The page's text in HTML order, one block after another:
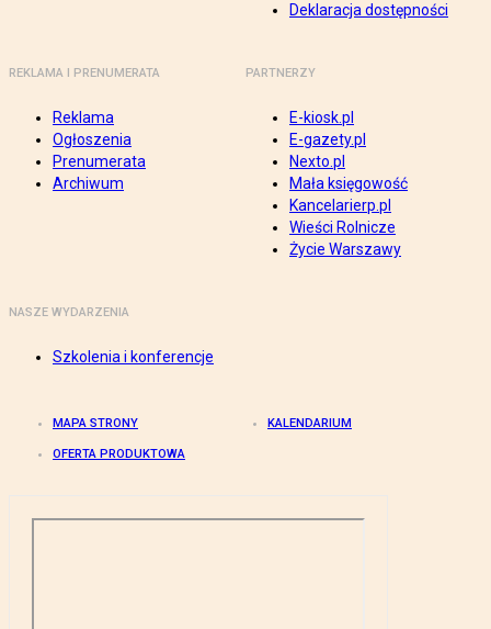
Deklaracja dostępności
REKLAMA I PRENUMERATA
Reklama
Ogłoszenia
Prenumerata
Archiwum
PARTNERZY
E-kiosk.pl
E-gazety.pl
Nexto.pl
Mała księgowość
Kancelarierp.pl
Wieści Rolnicze
Życie Warszawy
NASZE WYDARZENIA
Szkolenia i konferencje
MAPA STRONY KALENDARIUM
OFERTA PRODUKTOWA